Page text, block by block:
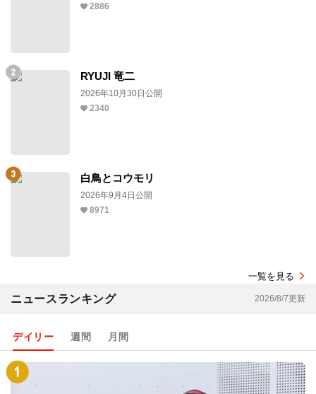
2886
RYUJI 竜二
2026年10月30日公開
2340
白鳥とコウモリ
2026年9月4日公開
8971
一覧を見る
ニュースランキング 2026/8/7更新
デイリー 週間 月間